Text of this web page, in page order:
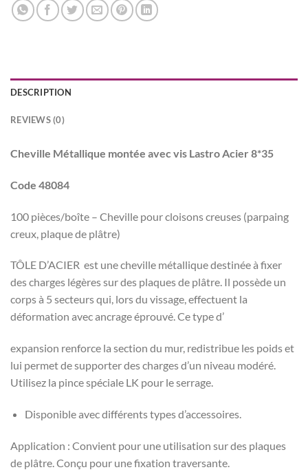
DESCRIPTION
REVIEWS (0)
Cheville Métallique montée avec vis Lastro Acier 8*35
Code 48084
100 pièces/boîte – Cheville pour cloisons creuses (parpaing
creux, plaque de plâtre)
TÔLE D’ACIER est une cheville métallique destinée à fixer
des charges légères sur des plaques de plâtre. Il possède un
corps à 5 secteurs qui, lors du vissage, effectuent la
déformation avec ancrage éprouvé. Ce type d’
expansion renforce la section du mur, redistribue les poids et
lui permet de supporter des charges d’un niveau modéré.
Utilisez la pince spéciale LK pour le serrage.
Disponible avec différents types d’accessoires.
Application : Convient pour une utilisation sur des plaques
de plâtre. Conçu pour une fixation traversante.